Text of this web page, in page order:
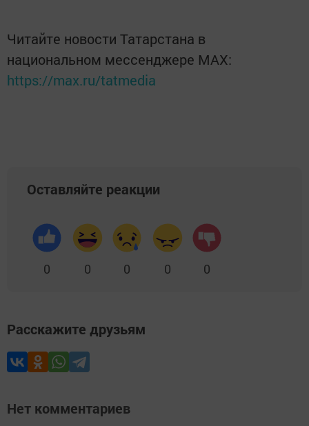
Читайте новости Татарстана в
национальном мессенджере MАХ:
https://max.ru/tatmedia
Оставляйте реакции
0 0 0 0 0
Расскажите друзьям
Нет комментариев